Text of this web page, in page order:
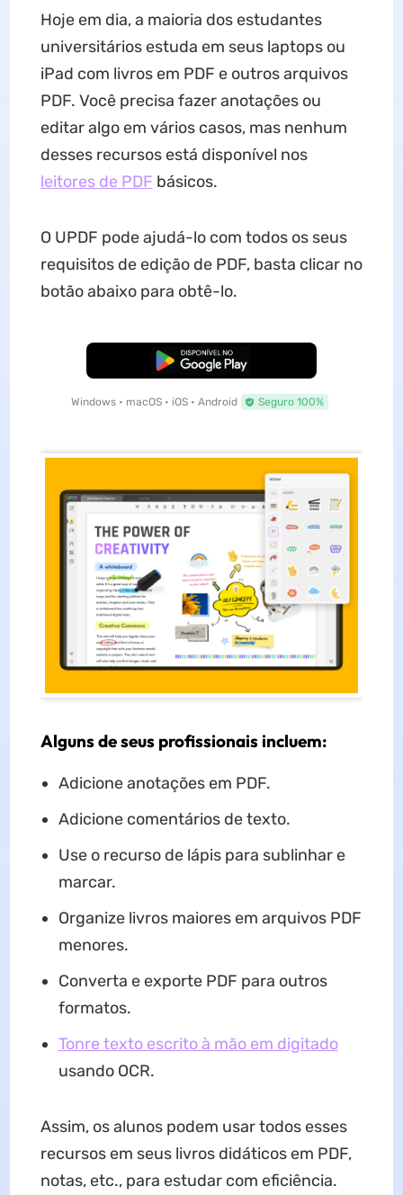
Hoje em dia, a maioria dos estudantes
universitários estuda em seus laptops ou
iPad com livros em PDF e outros arquivos
PDF. Você precisa fazer anotações ou
editar algo em vários casos, mas nenhum
desses recursos está disponível nos
leitores de PDF básicos.
O UPDF pode ajudá-lo com todos os seus
requisitos de edição de PDF, basta clicar no
botão abaixo para obtê-lo.
Baixar Grátis
Windows • macOS • iOS • Android Seguro 100%
Alguns de seus profissionais incluem:
Adicione anotações em PDF.
Adicione comentários de texto.
Use o recurso de lápis para sublinhar e
marcar.
Organize livros maiores em arquivos PDF
menores.
Converta e exporte PDF para outros
formatos.
Tonre texto escrito à mão em digitado
usando OCR.
Assim, os alunos podem usar todos esses
recursos em seus livros didáticos em PDF,
notas, etc., para estudar com eficiência.